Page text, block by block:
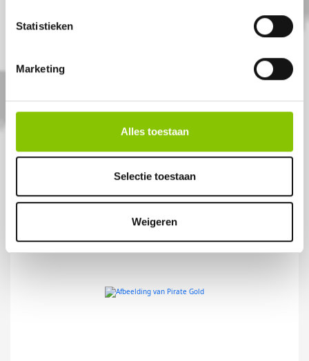
Statistieken
Marketing
Alles toestaan
Selectie toestaan
Weigeren
30 shots 14mm cake
Artikelnummer: DE7024
€ 14,99 € 11,99